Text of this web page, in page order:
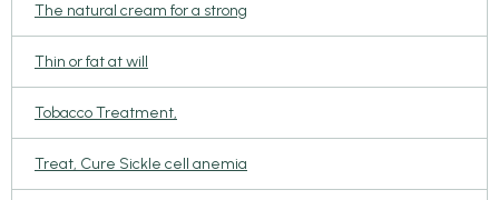
The natural cream for a strong
Thin or fat at will
Tobacco Treatment,
Treat, Cure Sickle cell anemia